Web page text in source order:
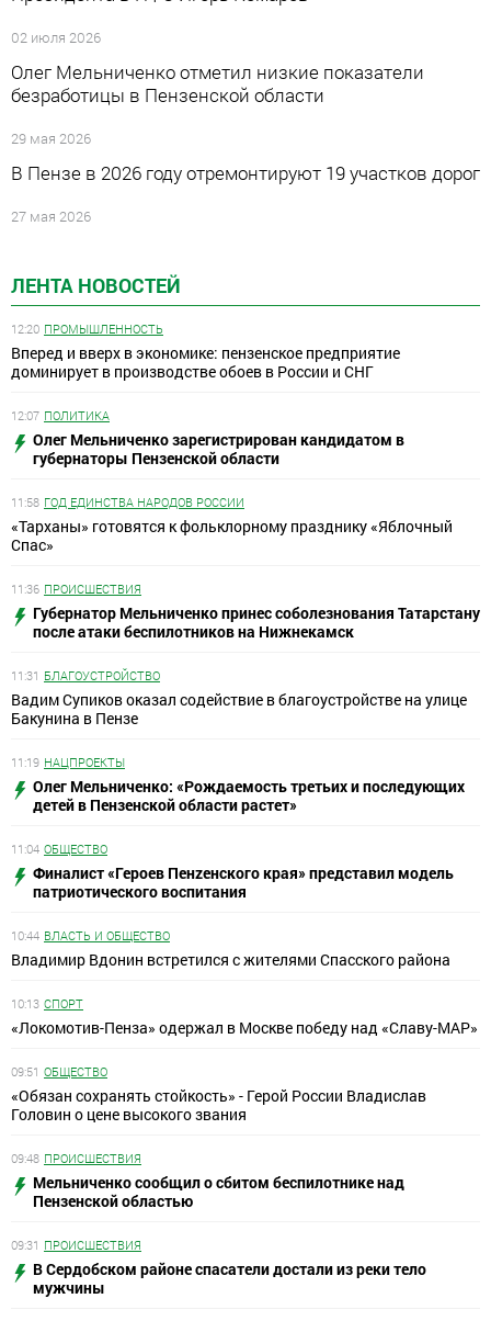
ЛЕНТА НОВОСТЕЙ
12:20 ПРОМЫШЛЕННОСТЬ
Вперед и вверх в экономике: пензенское предприятие
доминирует в производстве обоев в России и СНГ
12:07 ПОЛИТИКА
Олег Мельниченко зарегистрирован кандидатом в
губернаторы Пензенской области
11:58 ГОД ЕДИНСТВА НАРОДОВ РОССИИ
«Тарханы» готовятся к фольклорному празднику «Яблочный
Спас»
11:36 ПРОИСШЕСТВИЯ
Губернатор Мельниченко принес соболезнования Татарстану
после атаки беспилотников на Нижнекамск
11:31 БЛАГОУСТРОЙСТВО
Вадим Супиков оказал содействие в благоустройстве на улице
Бакунина в Пензе
11:19 НАЦПРОЕКТЫ
Олег Мельниченко: «Рождаемость третьих и последующих
детей в Пензенской области растет»
11:04 ОБЩЕСТВО
Финалист «Героев Пенzенского края» представил модель
патриотического воспитания
10:44 ВЛАСТЬ И ОБЩЕСТВО
Владимир Вдонин встретился с жителями Спасского района
10:13 СПОРТ
«Локомотив-Пенза» одержал в Москве победу над «Славу-МАР»
09:51 ОБЩЕСТВО
«Обязан сохранять стойкость» - Герой России Владислав
Головин о цене высокого звания
09:48 ПРОИСШЕСТВИЯ
Мельниченко сообщил о сбитом беспилотнике над
Пензенской областью
09:31 ПРОИСШЕСТВИЯ
В Сердобском районе спасатели достали из реки тело
мужчины
02 июля 2026
Олег Мельниченко отметил низкие показатели
безработицы в Пензенской области
29 мая 2026
В Пензе в 2026 году отремонтируют 19 участков дорог
27 мая 2026